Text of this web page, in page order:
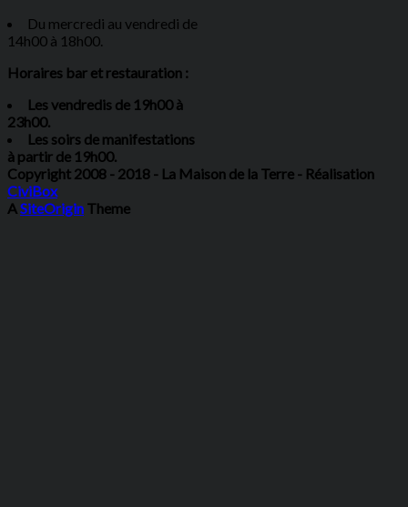
Du mercredi au vendredi de
14h00 à 18h00.
Horaires bar et restauration :
Les vendredis de 19h00 à
23h00.
Les soirs de manifestations
à partir de 19h00.
Copyright 2008 - 2018 - La Maison de la Terre - Réalisation
CiviBox
ASiteOrigin Theme